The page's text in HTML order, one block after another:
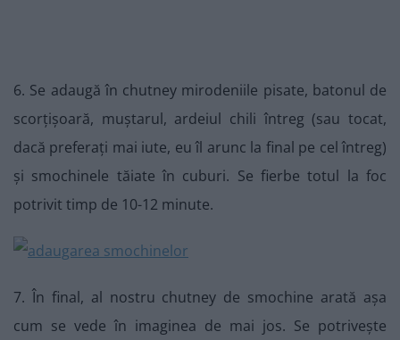
6. Se adaugă în chutney mirodeniile pisate, batonul de
scorțișoară, muștarul, ardeiul chili întreg (sau tocat,
dacă preferați mai iute, eu îl arunc la final pe cel întreg)
și smochinele tăiate în cuburi. Se fierbe totul la foc
potrivit timp de 10-12 minute.
7. În final, al nostru chutney de smochine arată așa
cum se vede în imaginea de mai jos. Se potrivește